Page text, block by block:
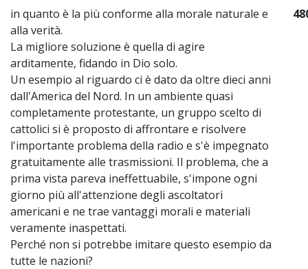
in quanto è la più conforme alla morale naturale e
alla verità.
La migliore soluzione è quella di agire
arditamente, fidando in Dio solo.
Un esempio al riguardo ci è dato da oltre dieci anni
dall'America del Nord. In un ambiente quasi
completamente protestante, un gruppo scelto di
cattolici si è proposto di affrontare e risolvere
l'importante problema della radio e s'è impegnato
gratuitamente alle trasmissioni. Il problema, che a
prima vista pareva ineffettuabile, s'impone ogni
giorno più all'attenzione degli ascoltatori
americani e ne trae vantaggi morali e materiali
veramente inaspettati.
Perché non si potrebbe imitare questo esempio da
tutte le nazioni?